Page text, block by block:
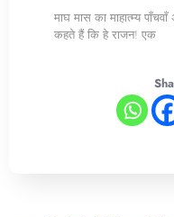
माघ मास का माहात्म्य
कहते हैं कि हे राजन! एक